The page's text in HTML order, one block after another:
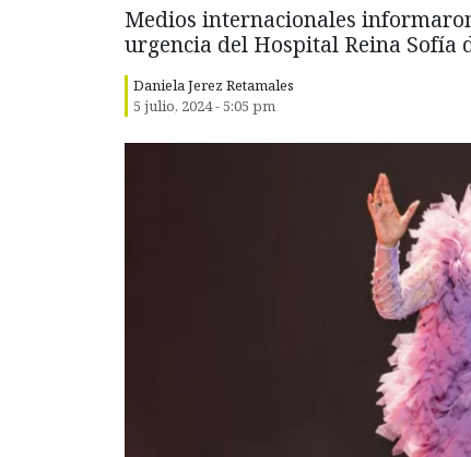
Medios internacionales
urgencia del Hospital Reina Sofía
Daniela Jerez Retamales
5 julio, 2024 - 5:05 pm